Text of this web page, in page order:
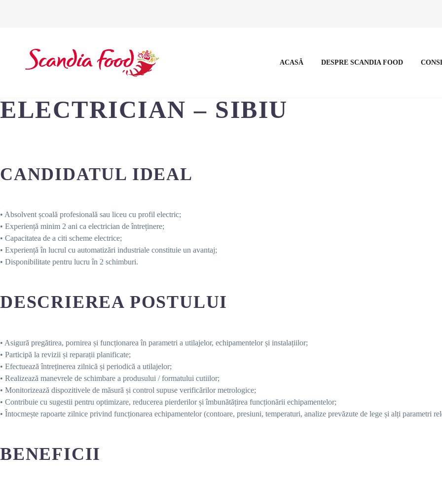
ACASĂ DESPRE SCANDIA FOOD
ELECTRICIAN – SIBIU
CANDIDATUL IDEAL
• Absolvent școală profesională sau liceu cu profil electric;
• Experiență minim 2 ani ca electrician de întreținere;
• Capacitatea de a citi scheme electrice;
• Experiență în lucrul cu automatizări industriale constituie un avantaj;
• Disponibilitate pentru lucru în 2 schimburi.
DESCRIEREA POSTULUI
• Asigură pregătirea, pornirea și funcționarea în parametri a utilajelor, echipamentelor și instalațiilor;
• Participă la revizii și reparații planificate;
• Efectuează întreținerea zilnică și periodică a utilajelor;
• Realizează manevrele de schimbare a produsului / formatului cutiilor;
• Monitorizează dispozitivele de măsură și control supuse verificărilor metrologice;
• Contribuie cu sugestii pentru optimizare, reducerea pierderilor și îmbunătățirea funcționării echipamentelor;
• Întocmește rapoarte zilnice privind funcționarea echipamentelor (contoare, presiuni, temperaturi, analize prevăzute de lege și alți parametri
BENEFICII